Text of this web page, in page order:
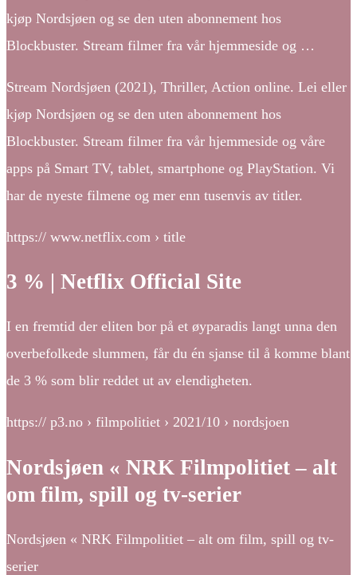
kjøp Nordsjøen og se den uten abonnement hos
Blockbuster. Stream filmer fra vår hjemmeside og …
Stream Nordsjøen (2021), Thriller, Action online. Lei eller
kjøp Nordsjøen og se den uten abonnement hos
Blockbuster. Stream filmer fra vår hjemmeside og våre
apps på Smart TV, tablet, smartphone og PlayStation. Vi
har de nyeste filmene og mer enn tusenvis av titler.
https:// www.netflix.com › title
3 % | Netflix Official Site
I en fremtid der eliten bor på et øyparadis langt unna den
overbefolkede slummen, får du én sjanse til å komme blant
de 3 % som blir reddet ut av elendigheten.
https:// p3.no › filmpolitiet › 2021/10 › nordsjoen
Nordsjøen « NRK Filmpolitiet – alt
om film, spill og tv-serier
Nordsjøen « NRK Filmpolitiet – alt om film, spill og tv-
serier